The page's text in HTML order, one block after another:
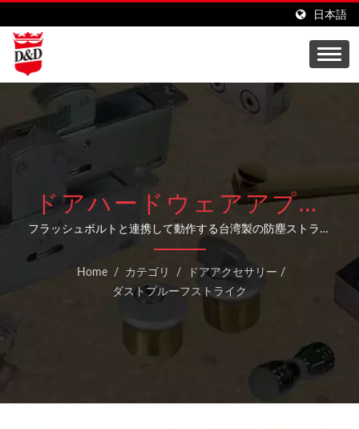
日本語
ドアハードウェアアプリ
ケーション向けのプロフ
ェッショナルな防塵スト
ライクソリューション
フラッシュボルトと連携して動作する台湾製の防塵ストライ
クプレートで、柔軟な敷居オプションを使用して床のゴミの
蓄積を防ぎます。
Home / カテゴリ / ドアアクセサリー /
ダストプルーフストライク